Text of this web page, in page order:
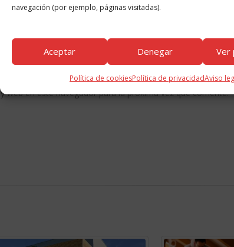
navegación (por ejemplo, páginas visitadas).
Aceptar Denegar Ver
Política de cookiesPolítica de privacidadAviso
web en este navegador para la próxima vez que comente.